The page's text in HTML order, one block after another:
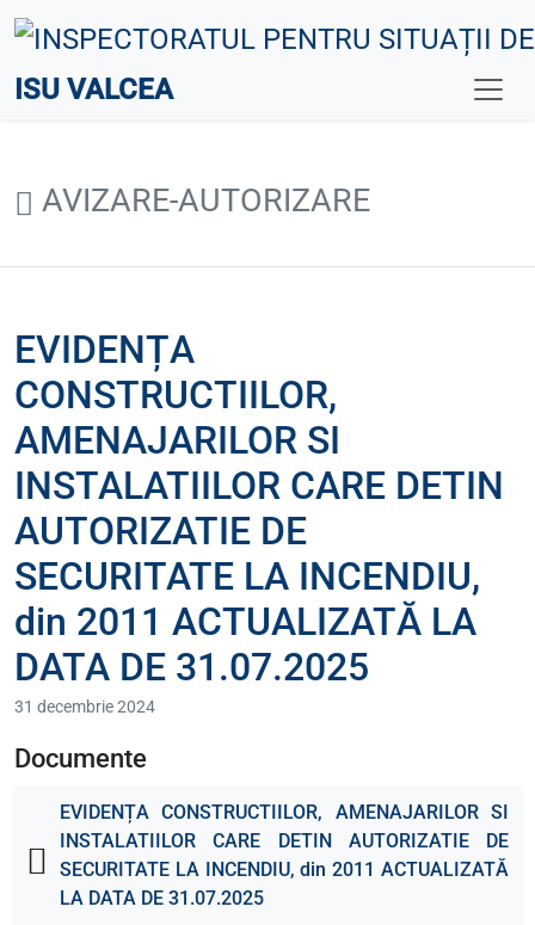
ISU VALCEA
AVIZARE-AUTORIZARE
EVIDENȚA
CONSTRUCTIILOR,
AMENAJARILOR SI
INSTALATIILOR CARE DETIN
AUTORIZATIE DE
SECURITATE LA INCENDIU,
din 2011 ACTUALIZATĂ LA
DATA DE 31.07.2025
31 decembrie 2024
Documente
EVIDENȚA CONSTRUCTIILOR, AMENAJARILOR SI
INSTALATIILOR CARE DETIN AUTORIZATIE DE
SECURITATE LA INCENDIU, din 2011 ACTUALIZATĂ
LA DATA DE 31.07.2025